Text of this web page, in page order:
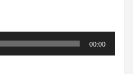
00:00